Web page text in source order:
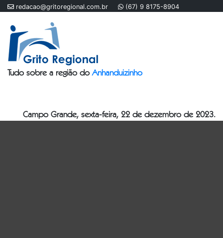
redacao@gritoregional.com.br (67) 9 8175-8904
Tudo sobre a região doAnhanduizinho
Campo Grande, sexta-feira, 22 de dezembro de 2023.